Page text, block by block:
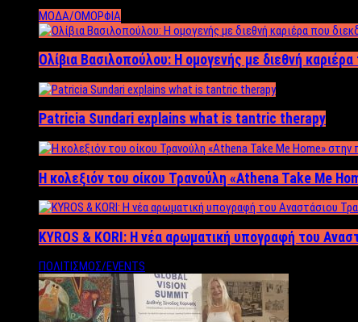
ΜΟΔΑ/ΟΜΟΡΦΙΑ
Ολίβια Βασιλοπούλου: Η ομογενής με διεθνή
Patricia Sundari explains what is tantric therapy
Η κολεξιόν του οίκου Τρανούλη «Athena Take Me
KYROS & KORI: Η νέα αρωματική υπογραφή του
ΠΟΛΙΤΙΣΜΟΣ/EVENTS